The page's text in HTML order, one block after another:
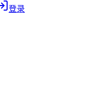
登录